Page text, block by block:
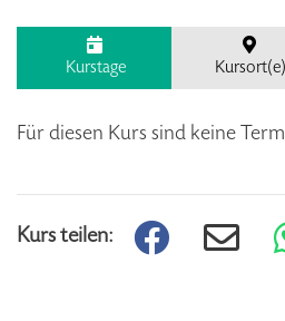
Kurstage Kursort(e)
Für diesen Kurs sind keine
Kurs teilen: